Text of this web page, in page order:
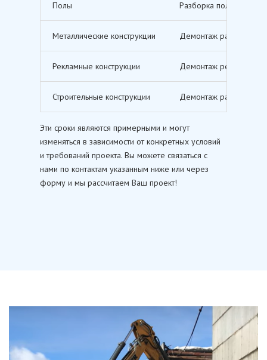
Полы Разборка полов,
Металлические конструкции Демонтаж различных
Рекламные конструкции Демонтаж рекламных
Строительные конструкции Демонтаж различных
Эти сроки являются примерными и могут
изменяться в зависимости от конкретных условий
и требований проекта. Вы можете связаться с
нами по контактам указанным ниже или через
форму и мы рассчитаем Ваш проект!